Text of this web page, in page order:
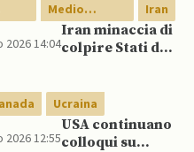
Medio
Oriente
Iran
2026 14:04
Iran minaccia di
colpire Stati del
Ucraina
12:55
USA continuano
colloqui su